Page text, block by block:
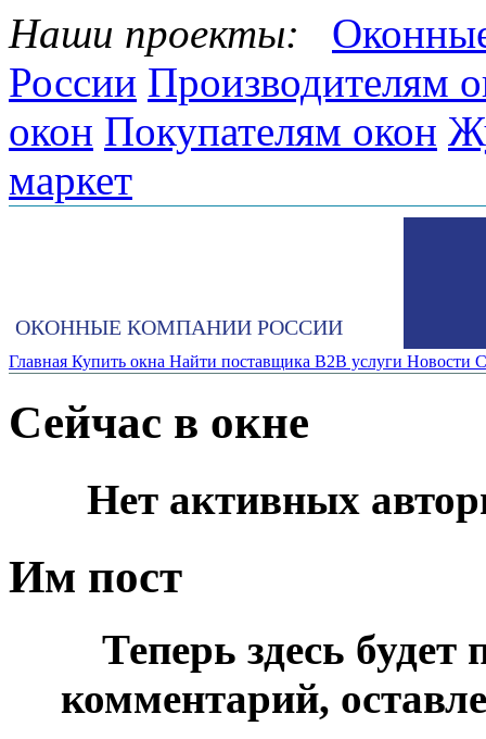
Наши проекты:
России Производителям
окон Покупателям окон
маркет
ОКОННЫЕ КОМПАНИИ РОССИИ
Главная Купить окна Найти поставщика B2B услуги Новости
Сейчас в окне
Нет активных
Им пост
Теперь здесь будет
комментарий,